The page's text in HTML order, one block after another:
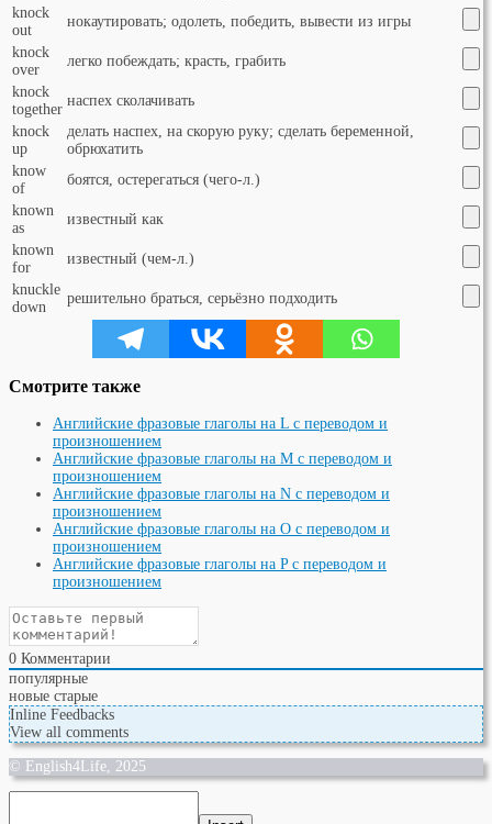
knock
out
нокаутировать; одолеть, победить, вывести из игры
knock
over
легко побеждать; красть, грабить
knock
together
наспех сколачивать
knock
up
делать наспех, на скорую руку; сделать беременной,
обрюхатить
know
of
боятся, остерегаться (чего-л.)
known
as
известный как
known
for
известный (чем-л.)
knuckle
down
решительно браться, серьёзно подходить
Смотрите также
Английские фразовые глаголы на L с переводом и
произношением
Английские фразовые глаголы на M с переводом и
произношением
Английские фразовые глаголы на N с переводом и
произношением
Английские фразовые глаголы на O с переводом и
произношением
Английские фразовые глаголы на P с переводом и
произношением
0 Комментарии
популярные
новые старые
Inline Feedbacks
View all comments
© English4Life, 2025